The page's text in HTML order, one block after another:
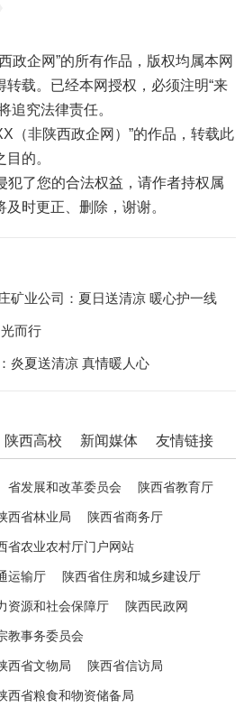
政企网”的所有作品，版权均属本网
转载。已经本网授权，必须注明“来
追究法律责任。
（非陕西政企网）”的作品，转载此
的。
犯了您的合法权益，请作者持权属
时更正、删除，谢谢。
矿业公司：夏日送清凉 暖心护一线
而行
炎夏送清凉 真情暖人心
陕西高校 新闻媒体 友情链接
省发展和改革委员会 陕西省教育厅
西省林业局 陕西省商务厅
省农业农村厅门户网站
运输厅 陕西省住房和城乡建设厅
资源和社会保障厅 陕西民政网
教事务委员会
西省文物局 陕西省信访局
西省粮食和物资储备局